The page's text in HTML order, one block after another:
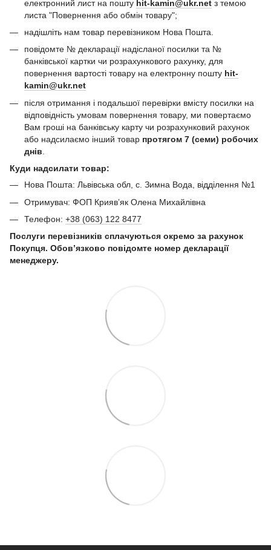
електронний лист на пошту hit-kamin@ukr.net з темою
листа "Повернення або обмін товару";
надішліть нам товар перевізником Нова Пошта.
повідомте № декларації надісланої посилки та №
банківської картки чи розрахункового рахунку, для
повернення вартості товару на електронну пошту hit-
kamin@ukr.net
після отримання і подальшої перевірки вмісту посилки на
відповідність умовам повернення товару, ми повертаємо
Вам гроші на банківську карту чи розрахунковий рахунок
або надсилаємо інший товар протягом 7 (семи) робочих
днів
Куди надсилати товар:
Нова Пошта: Львівська обл, с. Зимна Вода, відділення №1
Отримувач: ФОП Криявʼяк Олена Михайлівна
Телефон: +38 (063) 122 8477
Послуги перевізників сплачуються окремо за рахунок
Покупця. Обов’язково повідомте номер декларації
менеджеру.